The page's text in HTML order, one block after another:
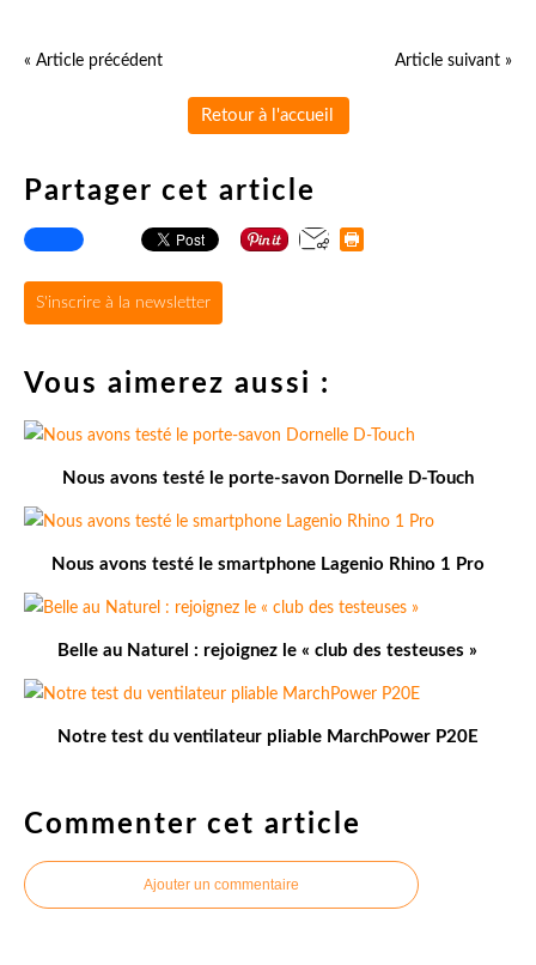
« Article précédent Article suivant »
Retour à l'accueil
Partager cet article
S'inscrire à la newsletter
Vous aimerez aussi :
Nous avons testé le porte-savon Dornelle D-Touch
Nous avons testé le smartphone Lagenio Rhino 1 Pro
Belle au Naturel : rejoignez le « club des testeuses »
Notre test du ventilateur pliable MarchPower P20E
Commenter cet article
Ajouter un commentaire